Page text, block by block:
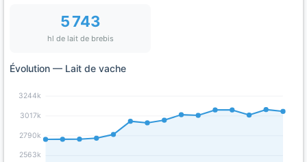
5 743
hl de lait de brebis
Évolution — Lait de vache
2563k
2790k
3017k
3244k